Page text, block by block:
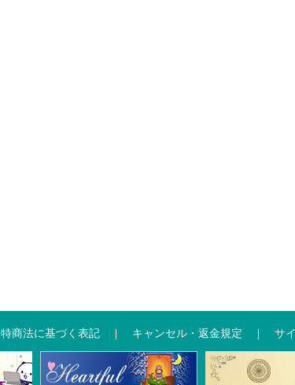
特商法に基づく表記 キャンセル・返金規定 サ